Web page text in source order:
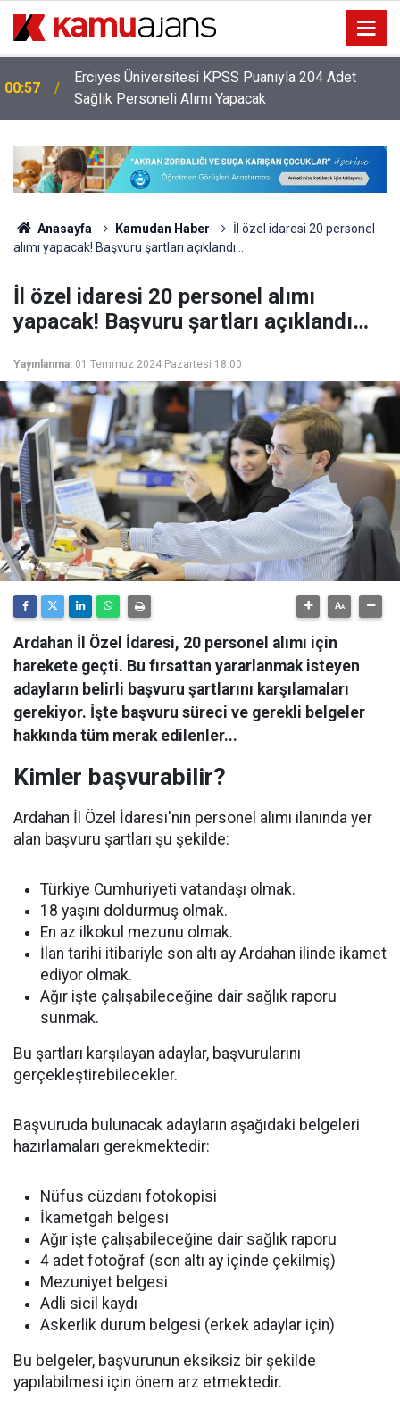
00:57
Erciyes Üniversitesi KPSS Puanıyla 204 Adet
Sağlık Personeli Alımı Yapacak
Anasayfa Kamudan Haber
İl özel idaresi 20 personel
alımı yapacak! Başvuru şartları açıklandı…
İl özel idaresi 20 personel alımı
yapacak! Başvuru şartları açıklandı…
Yayınlanma: 01 Temmuz 2024 Pazartesi 18:00
Ardahan İl Özel İdaresi, 20 personel alımı için
harekete geçti. Bu fırsattan yararlanmak isteyen
adayların belirli başvuru şartlarını karşılamaları
gerekiyor. İşte başvuru süreci ve gerekli belgeler
hakkında tüm merak edilenler...
Kimler başvurabilir?
Ardahan İl Özel İdaresi'nin personel alımı ilanında yer
alan başvuru şartları şu şekilde:
Türkiye Cumhuriyeti vatandaşı olmak.
18 yaşını doldurmuş olmak.
En az ilkokul mezunu olmak.
İlan tarihi itibariyle son altı ay Ardahan ilinde ikamet
ediyor olmak.
Ağır işte çalışabileceğine dair sağlık raporu
sunmak.
Bu şartları karşılayan adaylar, başvurularını
gerçekleştirebilecekler.
Başvuruda bulunacak adayların aşağıdaki belgeleri
hazırlamaları gerekmektedir:
Nüfus cüzdanı fotokopisi
İkametgah belgesi
Ağır işte çalışabileceğine dair sağlık raporu
4 adet fotoğraf (son altı ay içinde çekilmiş)
Mezuniyet belgesi
Adli sicil kaydı
Askerlik durum belgesi (erkek adaylar için)
Bu belgeler, başvurunun eksiksiz bir şekilde
yapılabilmesi için önem arz etmektedir.